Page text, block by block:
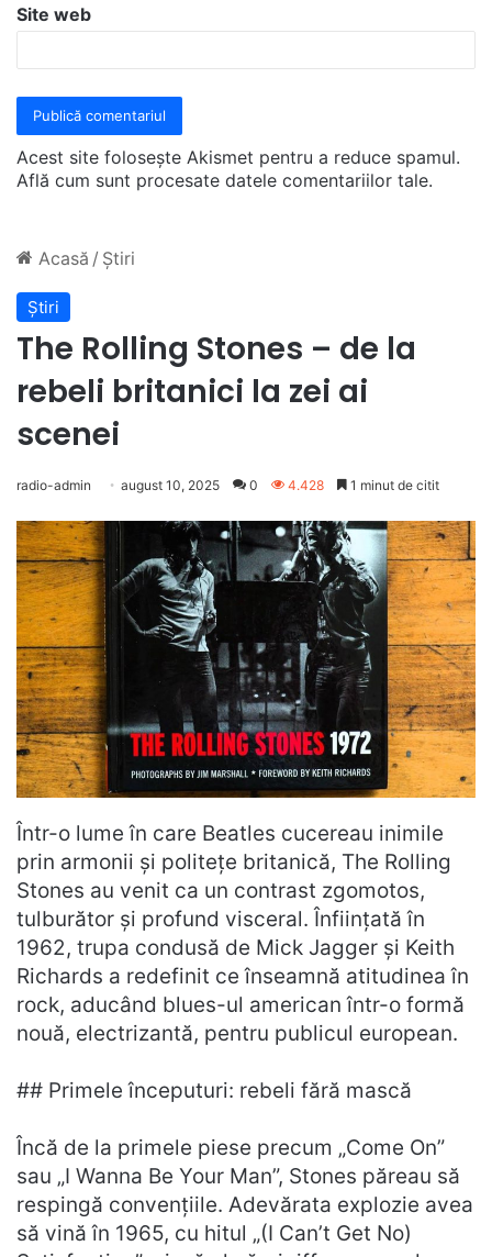
Site web
Acest site folosește Akismet pentru a reduce spamul.
Află cum sunt procesate datele comentariilor tale.